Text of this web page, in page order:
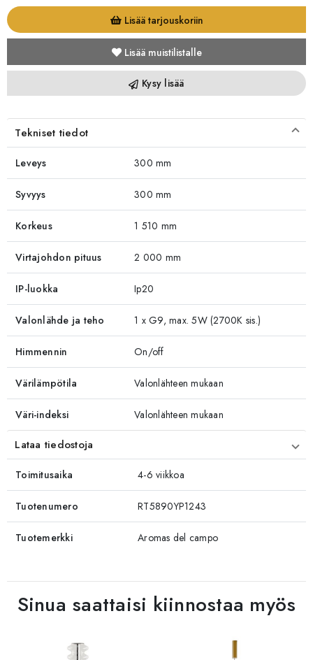
Lisää tarjouskoriin
Lisää muistilistalle
Kysy lisää
Tekniset tiedot
Leveys 300 mm
Syvyys 300 mm
Korkeus 1 510 mm
Virtajohdon pituus 2 000 mm
IP-luokka Ip20
Valonlähde ja teho 1 x G9, max. 5W (2700K sis.)
Himmennin On/off
Värilämpötila Valonlähteen mukaan
Väri-indeksi Valonlähteen mukaan
Lataa tiedostoja
Toimitusaika 4-6 viikkoa
Tuotenumero RT5890YP1243
Tuotemerkki Aromas del campo
Sinua saattaisi kiinnostaa myös